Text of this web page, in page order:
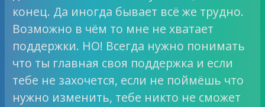
конец. Да иногда бывает всё же трудно.
Возможно в чём то мне не хватает
поддержки. НО! Всегда нужно понимать
что ты главная своя поддержка и если
тебе не захочется, если не поймёшь что
нужно изменить, тебе никто не сможет